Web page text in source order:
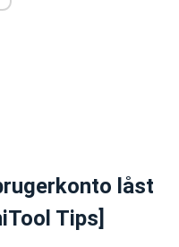
låst
Tips]